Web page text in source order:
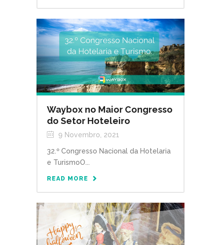
Waybox no Maior Congresso
do Setor Hoteleiro
9 Novembro, 2021
32.º Congresso Nacional da Hotelaria
e TurismoO...
READ MORE